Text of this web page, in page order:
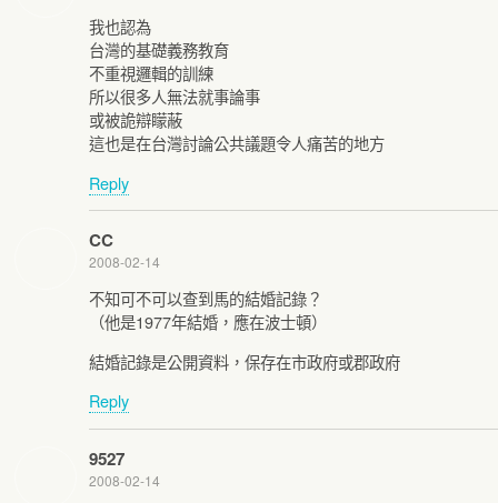
我也認為
台灣的基礎義務教育
不重視邏輯的訓練
所以很多人無法就事論事
或被詭辯矇蔽
這也是在台灣討論公共議題令人痛苦的地方
Reply
CC
2008-02-14
不知可不可以查到馬的結婚記錄？
（他是1977年結婚，應在波士頓）
結婚記錄是公開資料，保存在市政府或郡政府
Reply
9527
2008-02-14